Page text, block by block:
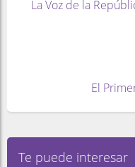
La Voz de la
El
Te puede interesar